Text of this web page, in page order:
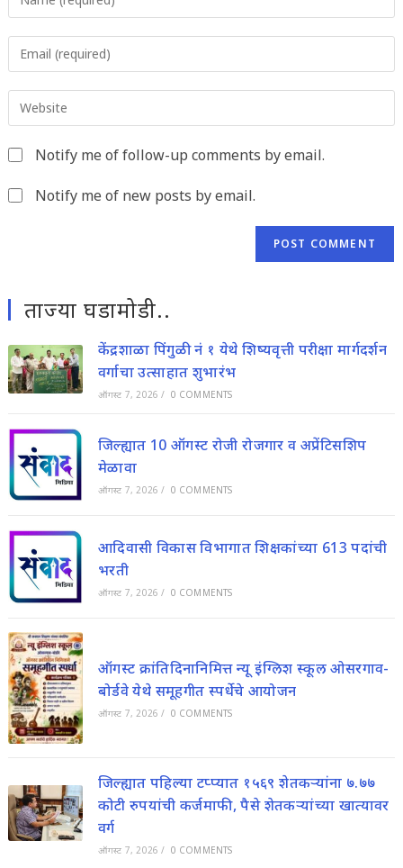
your
username
to
comment
your
address
toyour
URL
Notify me of follow-up comments by email.
Notify me of new posts by email.
ताज्या घडामोडी..
केंद्रशाळा पिंगुळी नं १ येथे शिष्यवृत्ती परीक्षा मार्गदर्शन
वर्गाचा उत्साहात शुभारंभ
ऑगस्ट 7, 2026 / 0 COMMENTS
जिल्ह्यात 10 ऑगस्ट रोजी रोजगार व अप्रेंटिसशिप
मेळावा
ऑगस्ट 7, 2026 / 0 COMMENTS
आदिवासी विकास विभागात शिक्षकांच्या 613 पदांची
भरती
ऑगस्ट 7, 2026 / 0 COMMENTS
ऑगस्ट क्रांतिदिनानिमित्त न्यू इंग्लिश स्कूल ओसरगाव-
बोर्डवे येथे समूहगीत स्पर्धेचे आयोजन
ऑगस्ट 7, 2026 / 0 COMMENTS
जिल्ह्यात पहिल्या टप्प्यात १५६९ शेतकऱ्यांना ७.७७
कोटी रुपयांची कर्जमाफी, पैसे शेतकऱ्यांच्या खात्यावर
वर्ग
ऑगस्ट 7, 2026 / 0 COMMENTS